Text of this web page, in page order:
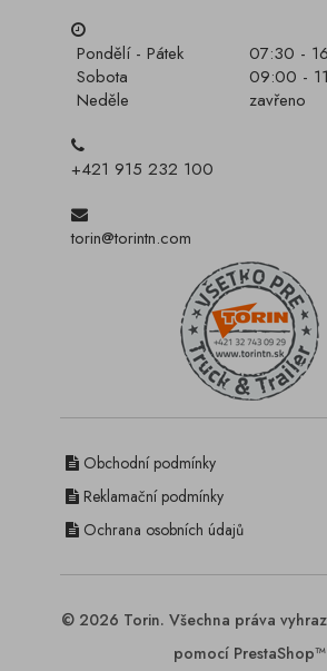
Pondělí - Pátek
07:30 -
Sobota
09:00 -
Neděle
zavřeno
+421 915 232 100
torin@torintn.com
Obchodní podmínky
Reklamační podmínky
Ochrana osobních údajů
© 2026 Torin. Všechna práva
pomocí PrestaShop™